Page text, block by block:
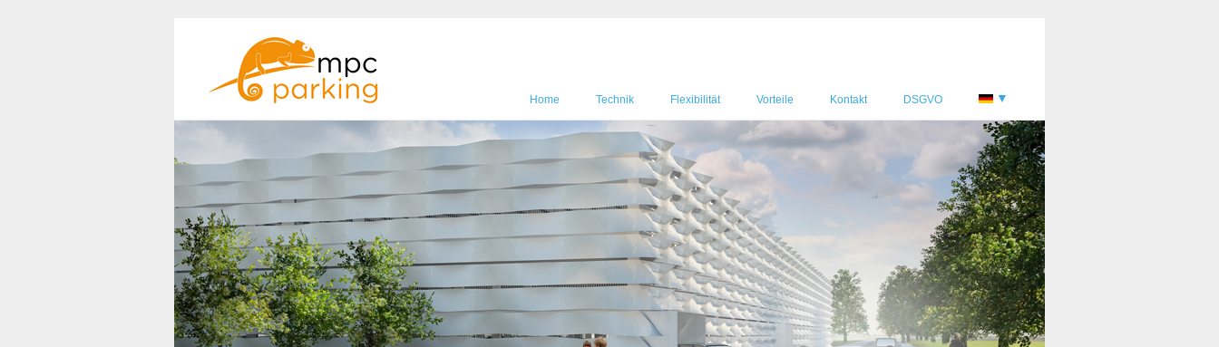
Home Technik Flexibilität Vorteile Kontakt DSGVO ▼